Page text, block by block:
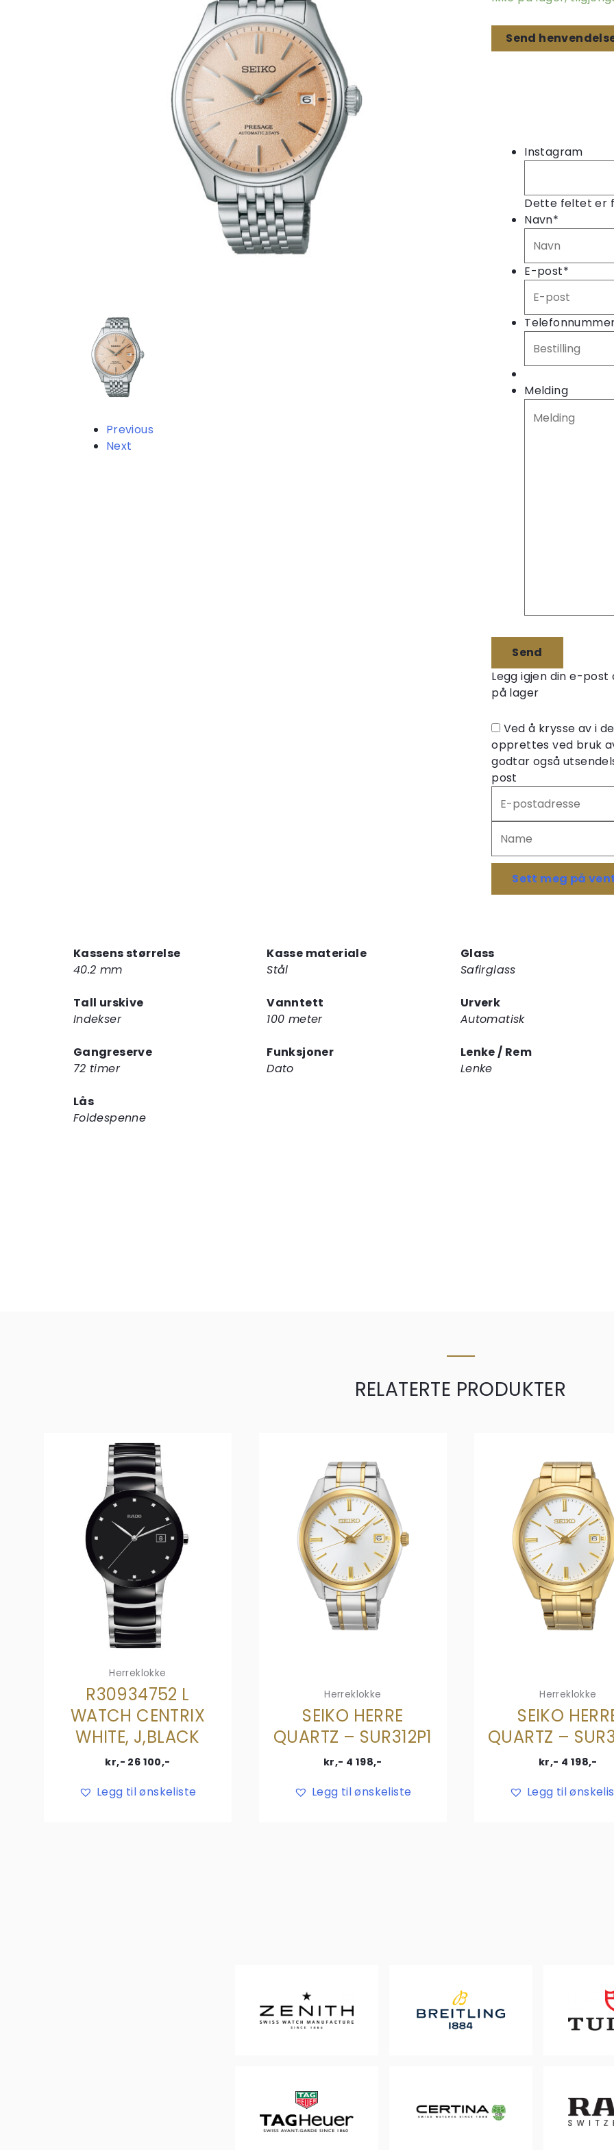
Previous
Next
Send
Instagram
Dette feltet er
Navn*
E-post*
Melding
Legg igjen din e-
på lager
Ved å krysse av i
opprettes ved bruk
godtar også
post
inn
e-
postadressen
din
å
ventelisten
for
produktet
Sett meg på
Kassens størrelse
40.2 mm
Kasse materiale
Stål
Glass
Safirglass
Tall urskive
Indekser
Vanntett
100 meter
Urverk
Automatisk
Gangreserve
72 timer
Funksjoner
Dato
Lenke / Rem
Lenke
Lås
Foldespenne
RELATERTE PRODUKTER
Herreklokke
R30934752 L
WATCH CENTRIX
WHITE, J,BLACK
kr,- 26 100,-
Legg til ønskeliste
Herreklokke
SEIKO HERRE
QUARTZ – SUR312P1
kr,- 4 198,-
Legg til ønskeliste
Herreklokke
SEIKO
QUARTZ –
kr,- 4 198,-
Legg til